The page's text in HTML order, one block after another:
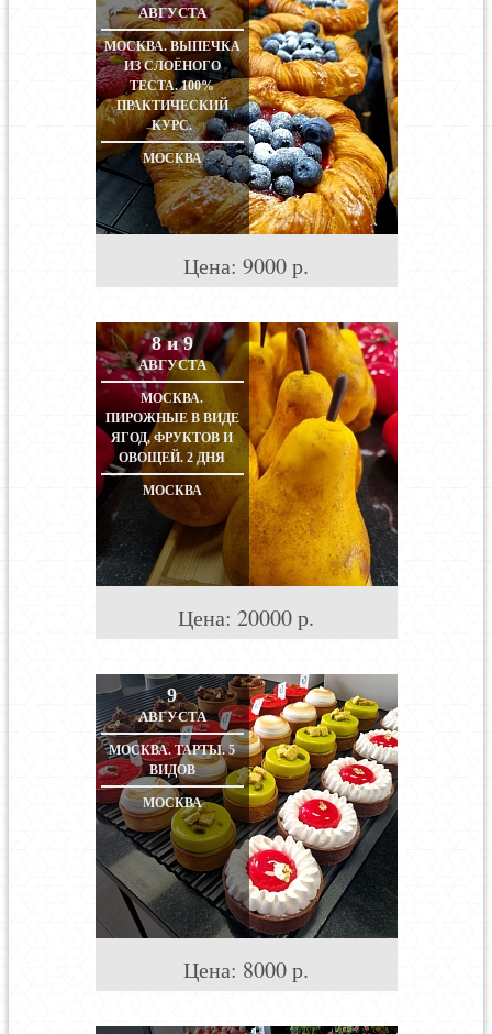
АВГУСТА
МОСКВА. ВЫПЕЧКА
ИЗ СЛОЁНОГО
ТЕСТА. 100%
ПРАКТИЧЕСКИЙ
КУРС.
МОСКВА
Цена: 9000р.
8 и 9
АВГУСТА
МОСКВА.
ПИРОЖНЫЕ В ВИДЕ
ЯГОД, ФРУКТОВ И
ОВОЩЕЙ. 2 ДНЯ
МОСКВА
Цена: 20000р.
9
АВГУСТА
МОСКВА. ТАРТЫ. 5
ВИДОВ
МОСКВА
Цена: 8000р.